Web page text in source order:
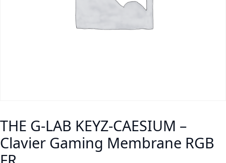
THE G-LAB KEYZ-CAESIUM –
Clavier Gaming Membrane RGB